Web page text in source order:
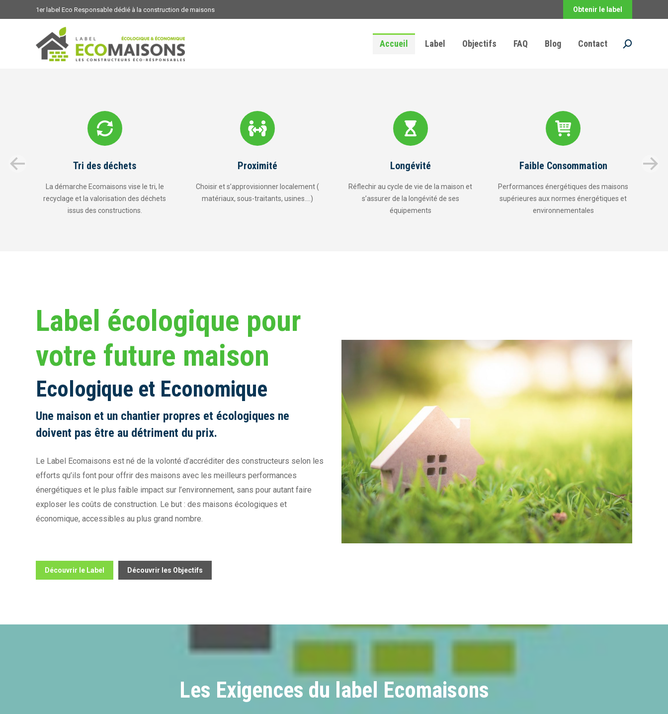
1er label Eco Responsable dédié à la construction de maisons Obtenir le label
Accueil Label Objectifs FAQ Blog Contact
Recherche
Proximité
Choisir et s’approvisionner localement (
matériaux, sous-traitants, usines….)
Longévité
Réflechir au cycle de vie de la maison et
s’assurer de la longévité de ses
Faible Consommation
Performances énergétiques des maisons
supérieures aux normes énergétiques et
environnementales
Normes
Strict respect des normes de construction
édictées par les autorités
Label écologique pour
votre future maison
Ecologique et Economique
Une maison et un chantier propres et écologiques ne
doivent pas être au détriment du prix.
Le Label Ecomaisons est né de la volonté d’accréditer des constructeurs selon les
efforts qu’ils font pour offrir des maisons avec les meilleurs performances
énergétiques et le plus faible impact sur l’environnement, sans pour autant faire
exploser les coûts de construction. Le but : des maisons écologiques et
économique, accessibles au plus grand nombre.
Découvrir le Label Découvrir les Objectifs
Les Exigences du label Ecomaisons